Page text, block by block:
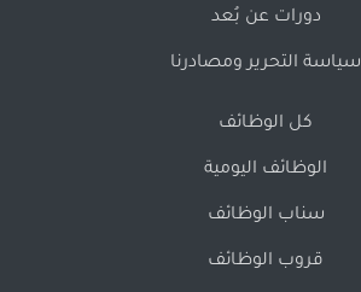
دورات عن بُعد
سياسة التحرير ومصادرنا
كل الوظائف
الوظائف اليومية
سناب الوظائف
قروب الوظائف